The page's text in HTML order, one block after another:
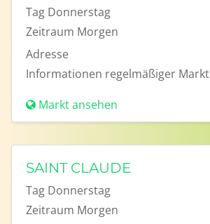
Tag Donnerstag
Zeitraum Morgen
Adresse
Informationen regelmäßiger Markt
Markt ansehen
SAINT CLAUDE
Tag Donnerstag
Zeitraum Morgen